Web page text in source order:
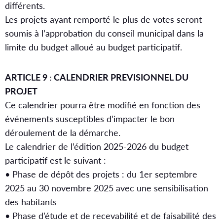
différents.
Les projets ayant remporté le plus de votes seront
soumis à l’approbation du conseil municipal dans la
limite du budget alloué au budget participatif.
ARTICLE 9 : CALENDRIER PREVISIONNEL DU
PROJET
Ce calendrier pourra être modifié en fonction des
événements susceptibles d’impacter le bon
déroulement de la démarche.
Le calendrier de l’édition 2025-2026 du budget
participatif est le suivant :
• Phase de dépôt des projets : du 1er septembre
2025 au 30 novembre 2025 avec une sensibilisation
des habitants
• Phase d’étude et de recevabilité et de faisabilité des